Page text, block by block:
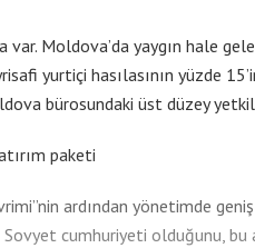
Moldova’da yaygın hale
yurtiçi hasılasının yüzde
bürosundaki üst düzey
paketi
ardından yönetimde
cumhuriyeti olduğunu,